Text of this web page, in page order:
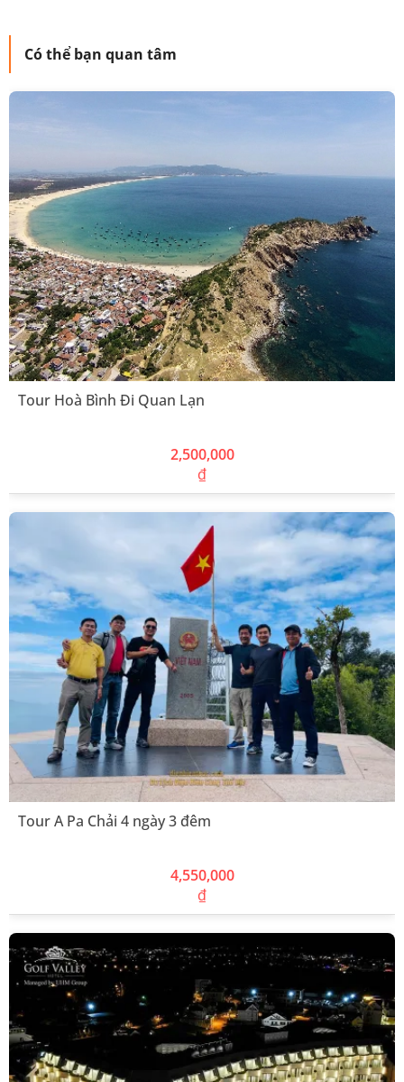
Có thể bạn quan tâm
Tour Hoà Bình Đi Quan Lạn
2,500,000
₫
Tour A Pa Chải 4 ngày 3 đêm
4,550,000
₫